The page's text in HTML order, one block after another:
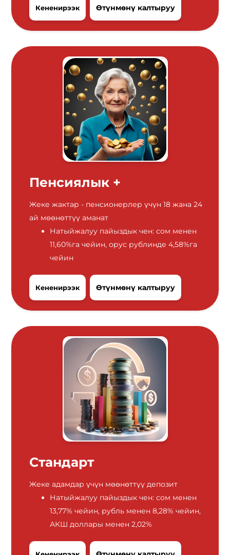
Кененирээк Өтүнмөнү калтыруу
Пенсиялык +
Жеке жактар ​​- пенсионерлер үчүн 18 жана 24
ай мөөнөттүү аманат
Натыйжалуу пайыздык чен: сом менен
11,60%га чейин, орус рублинде 4,58%га
чейин
Кененирээк Өтүнмөнү калтыруу
Стандарт
Жеке адамдар үчүн мөөнөттүү депозит
Натыйжалуу пайыздык чен: сом менен
13,77% чейин, рубль менен 8,28% чейин,
АКШ доллары менен 2,02%